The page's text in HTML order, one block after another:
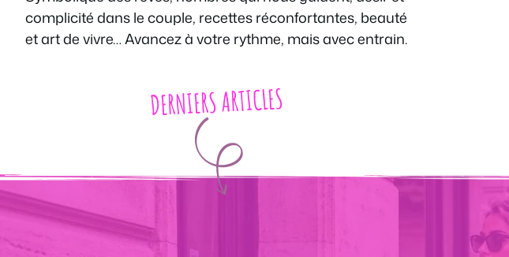
complicité dans le couple, recettes réconfortantes, beauté
et art de vivre… Avancez à votre rythme, mais avec entrain.
DERNIERS ARTICLES